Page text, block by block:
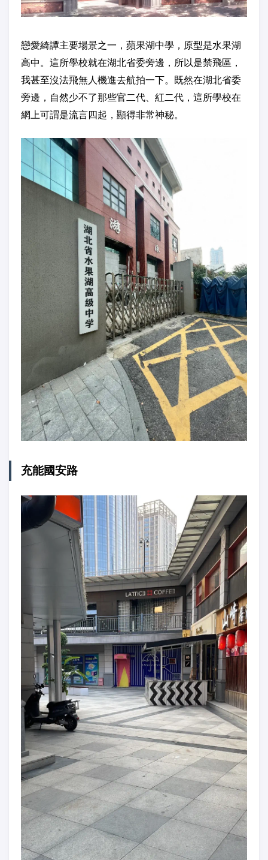
戀愛綺譚主要場景之一，蘋果湖中學，原型是水果湖
高中。這所學校就在湖北省委旁邊，所以是禁飛區，
我甚至沒法飛無人機進去航拍一下。既然在湖北省委
旁邊，自然少不了那些官二代、紅二代，這所學校在
網上可謂是流言四起，顯得非常神秘。
充能國安路